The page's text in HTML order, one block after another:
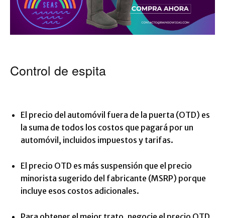
Control de espita
El precio del automóvil fuera de la puerta (OTD) es
la suma de todos los costos que pagará por un
automóvil, incluidos impuestos y tarifas.
El precio OTD es más suspensión que el precio
minorista sugerido del fabricante (MSRP) porque
incluye esos costos adicionales.